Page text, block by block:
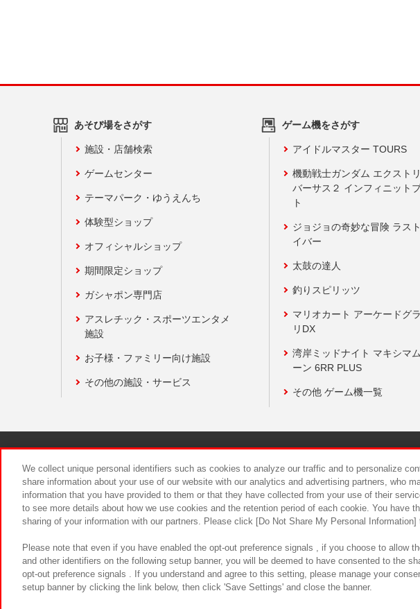
あそび場をさがす
施設・店舗検索
ゲームセンター
テーマパーク・ゆうえんち
体験型ショップ
オフィシャルショップ
期間限定ショップ
ガシャポン専門店
アスレチック・スポーツエンタメ
施設
お子様・ファミリー向け施設
その他の施設・サービス
ゲーム機をさがす
アイドルマスター TOURS
機動戦士ガンダム エクスト
バーサス２ インフィニット
ト
ジョジョの奇妙な冒険 ラス
イバー
太鼓の達人
釣りスピリッツ
マリオカート アーケードグ
リDX
湾岸ミッドナイト マキシマ
ーン 6RR PLUS
その他 ゲーム機一覧
食品のご提供について カスタマ
We collect unique personal identifiers such as cookies to analyze our traffic and to personalize
share information about your use of our website with our analytics and advertising partners, who
information that you have provided to them or that they have collected from your use of their
to see more details about how we use cookies and the retention period of each cookie. You have
sharing of your information with our partners. Please click [Do Not Share My Personal
Please note that even if you have enabled the opt-out preference signals , if you choose to allow
and other identifiers on the following setup banner, you will be deemed to have consented to the
opt-out preference signals . If you understand and agree to this setting, please manage your
setup banner by clicking the link below, then click 'Save Settings' and close the banner.